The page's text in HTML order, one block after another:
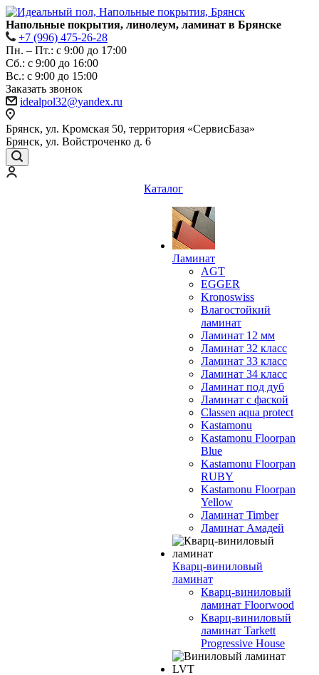
Напольные покрытия, линолеум, ламинат в Брянске
+7 (996) 475-26-28
Пн. – Пт.: с 9:00 до 17:00
Сб.: с 9:00 до 16:00
Bc.: с 9:00 до 15:00
Заказать звонок
idealpol32@yandex.ru
Брянск, ул. Кромская 50, территория «СервисБаза»
Брянск, ул. Войстроченко д. 6
Каталог
Ламинат
AGT
EGGER
Kronoswiss
Влагостойкий
ламинат
Ламинат 12 мм
Ламинат 32 класс
Ламинат 33 класс
Ламинат 34 класс
Ламинат под дуб
Ламинат с фаской
Classen aqua protect
Kastamonu
Kastamonu Floorpan
Blue
Kastamonu Floorpan
RUBY
Kastamonu Floorpan
Yellow
Ламинат Timber
Ламинат Амадей
Кварц-виниловый
ламинат
Кварц-виниловый
ламинат Floorwood
Кварц-виниловый
ламинат Tarkett
Progressive House